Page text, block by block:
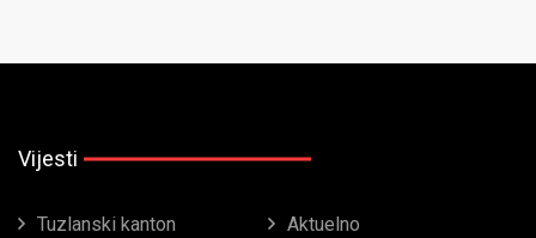
Vijesti
Tuzlanski kanton Aktuelno